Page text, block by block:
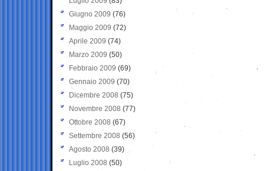
Giugno 2009 (76)
Maggio 2009 (72)
Aprile 2009 (74)
Marzo 2009 (50)
Febbraio 2009 (69)
Gennaio 2009 (70)
Dicembre 2008 (75)
Novembre 2008 (77)
Ottobre 2008 (67)
Settembre 2008 (56)
Agosto 2008 (39)
Luglio 2008 (50)